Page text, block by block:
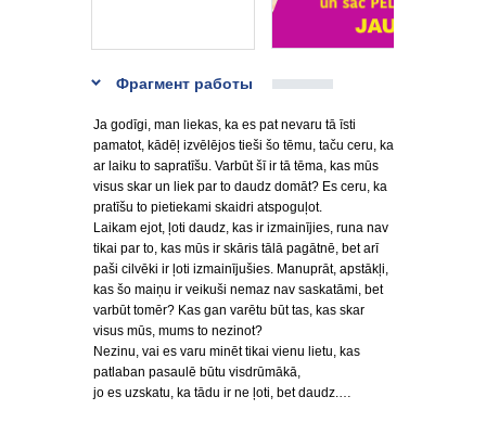
Фрагмент работы
Ja godīgi, man liekas, ka es pat nevaru tā īsti
pamatot, kādēļ izvēlējos tieši šo tēmu, taču ceru, ka
ar laiku to sapratīšu. Varbūt šī ir tā tēma, kas mūs
visus skar un liek par to daudz domāt? Es ceru, ka
pratīšu to pietiekami skaidri atspoguļot.
Laikam ejot, ļoti daudz, kas ir izmainījies, runa nav
tikai par to, kas mūs ir skāris tālā pagātnē, bet arī
paši cilvēki ir ļoti izmainījušies. Manuprāt, apstākļi,
kas šo maiņu ir veikuši nemaz nav saskatāmi, bet
varbūt tomēr? Kas gan varētu būt tas, kas skar
visus mūs, mums to nezinot?
Nezinu, vai es varu minēt tikai vienu lietu, kas
patlaban pasaulē būtu visdrūmākā,
jo es uzskatu, ka tādu ir ne ļoti, bet daudz.…